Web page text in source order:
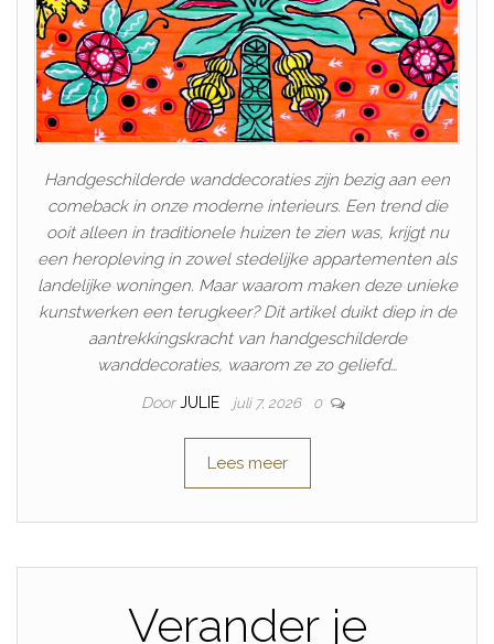
Handgeschilderde wanddecoraties zijn bezig aan een
comeback in onze moderne interieurs. Een trend die
ooit alleen in traditionele huizen te zien was, krijgt nu
een heropleving in zowel stedelijke appartementen als
landelijke woningen. Maar waarom maken deze unieke
kunstwerken een terugkeer? Dit artikel duikt diep in de
aantrekkingskracht van handgeschilderde
wanddecoraties, waarom ze zo geliefd…
Door JULIE juli 7, 2026 0
Lees meer
Verander je